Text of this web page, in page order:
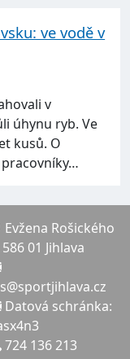
ve vodě v
v
úhynu ryb. Ve
kusů. O
Evžena Rošického
586 01 Jihlava
Datová schránka:
724 136 213